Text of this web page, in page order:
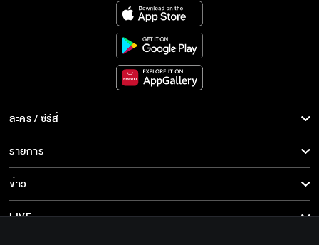
ฉันไม่ใช่พวกคลั่งของนอก ชอบ copy ไอเดียคน
อื่น
ฉันทำทุกอย่างให้คุณตั้งแต่เรื่องบนเตียงยันโต๊ะ
ละคร / ซีรีส์
ละคร/ซีรีส์
ซีรีส์นานาชาติ
การ์ตูน & เกม
รายการ
รายการทั้งหมด
ข่าว
ข่าวทั้งหมด
LIVE